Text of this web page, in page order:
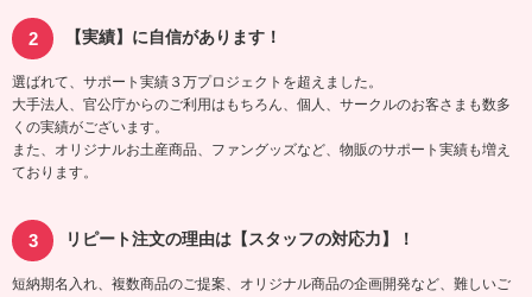
【実績】に自信があります！
選ばれて、サポート実績３万プロジェクトを超えました。
大手法人、官公庁からのご利用はもちろん、個人、サークルのお客さまも数多
くの実績がございます。
また、オリジナルお土産商品、ファングッズなど、物販のサポート実績も増え
ております。
リピート注文の理由は【スタッフの対応力】！
短納期名入れ、複数商品のご提案、オリジナル商品の企画開発など、難しいご